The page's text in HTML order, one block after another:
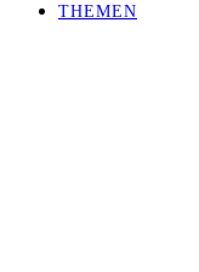
THEMEN